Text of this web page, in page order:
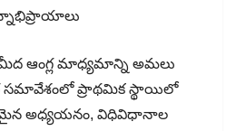
ఆంగ్ల మాధ్యమాన్ని అమలు
సమావేశంలో ప్రాథమిక స్థాయిలో
అధ్యయనం, విధివిధానాల